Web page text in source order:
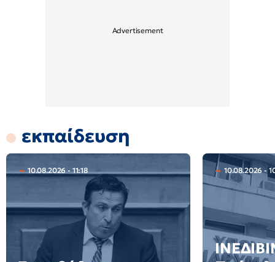
εκπαίδευση
10.08.2026 - 11:18 10.08.2026 -